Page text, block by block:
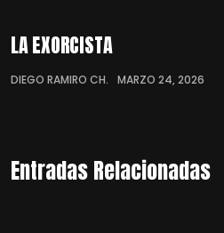
LA EXORCISTA
DIEGO RAMIRO CH. MARZO 24, 2026
Entradas Relacionadas